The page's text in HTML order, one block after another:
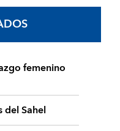
femenino
del Sahel